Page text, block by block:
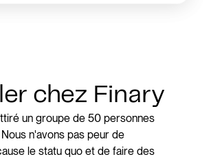
chez Finary
un groupe de 50 personnes
n'avons pas peur de
le statu quo et de faire des